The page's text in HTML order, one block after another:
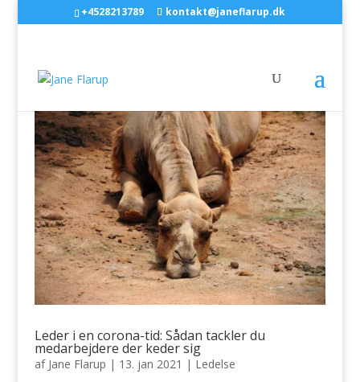
+4528213789 kontakt@janeflarup.dk
Leder i en corona-tid: Sådan tackler du
medarbejdere der keder sig
af Jane Flarup | 13. jan 2021 | Ledelse